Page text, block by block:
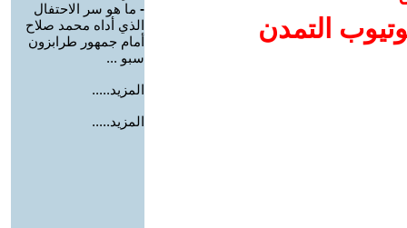
التمدن
- ما هو سر الاحتفال
الذي أداه محمد صلاح
أمام جمهور طرابزون
سبو ...
المزيد.....
المزيد.....